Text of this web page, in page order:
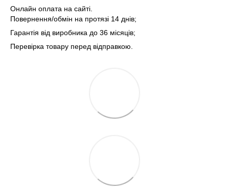
Онлайн оплата на сайті.
Повернення/обмін на протязі 14 днів;
Гарантія від виробника до 36 місяців;
Перевірка товару перед відправкою.